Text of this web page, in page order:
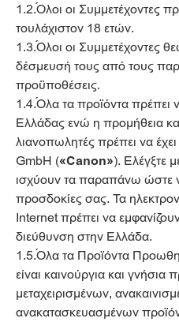
1.2.Όλοι οι Συμμετέχοντες
τουλάχιστον 18 ετών.
1.3.Όλοι οι Συμμετέχοντες
δέσμευσή τους από τους
προϋποθέσεις.
1.4.Όλα τα προϊόντα πρέπει
Ελλάδας ενώ η προμήθεια
λιανοπωλητές πρέπει να
GmbH («Canon»). Ελέγξτε
ισχύουν τα παραπάνω ώστε
προσδοκίες σας. Τα
Internet πρέπει να
διεύθυνση στην Ελλάδα.
1.5.Όλα τα Προϊόντα
είναι καινούργια και
μεταχειρισμένων,
ανακατασκευασμένων